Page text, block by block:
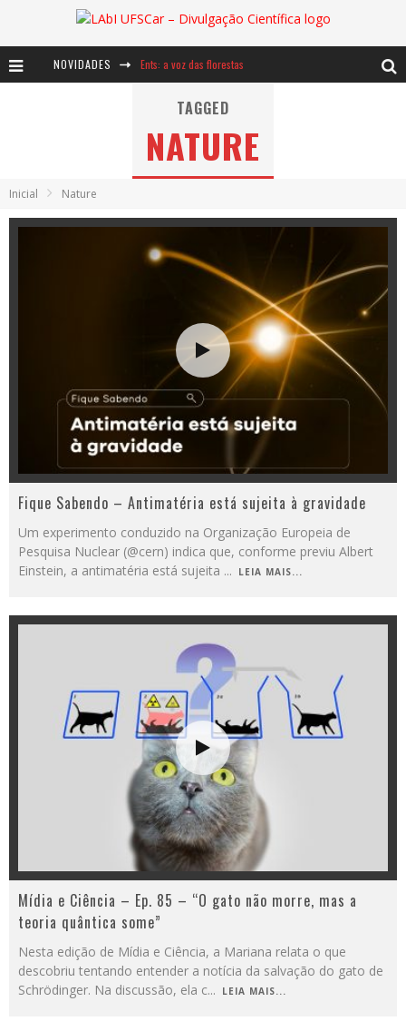
NOVIDADES Ents: a voz das florestas
Notáveis: Bertha Lutz
TAGGED
NATURE
Inicial Nature
Fique Sabendo – Antimatéria está sujeita à gravidade
Um experimento conduzido na Organização Europeia de
Pesquisa Nuclear (@cern) indica que, conforme previu Albert
Einstein, a antimatéria está sujeita ... LEIA MAIS...
Mídia e Ciência – Ep. 85 – “O gato não morre, mas a
teoria quântica some”
Nesta edição de Mídia e Ciência, a Mariana relata o que
descobriu tentando entender a notícia da salvação do gato de
Schrödinger. Na discussão, ela c... LEIA MAIS...